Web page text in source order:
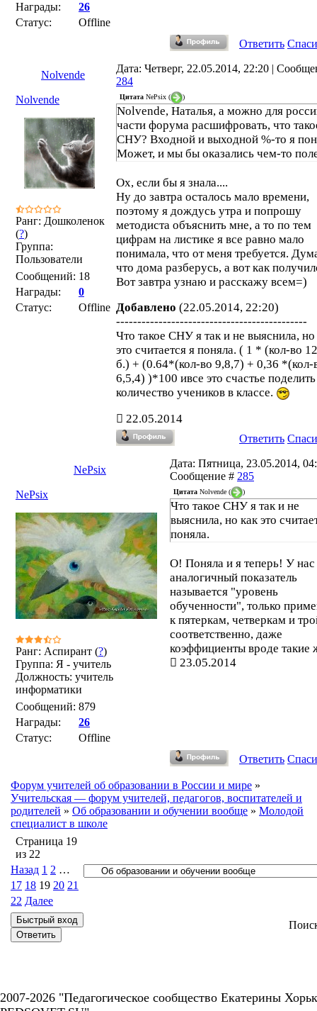
Награды:
26
Статус:
Offline
Ответить
Nolvende
Дата: Четверг, 22.05.2014, 22:20 |
284
Nolvende
Ранг: Дошколенок
(?)
Группа:
Пользователи
Сообщений: 18
Награды:
0
Статус:
Offline
Цитата NePsix ( )
Nolvende, Наталья, а можно для
части форума расшифровать, что
СНУ? Входной и выходной %-то я
Может, и мы бы оказались чем-то
Ох, если бы я знала....
Ну до завтра осталось мало времени,
поэтому я дождусь утра и попрошу
методиста объяснить мне, а то по тем
цифрам на листике я все равно мало
понимала, что от меня требуется.
что дома разберусь, а вот как
Вот завтра узнаю и расскажу всем=)
Добавлено (22.05.2014, 22:20)
---------------------------------------------
Что такое СНУ я так и не выяснила, но
это считается я поняла. ( 1 * (кол-во
б.) + (0.64*(кол-во 9,8,7) + 0,36 *(кол-
6,5,4) )*100 ивсе это счастье
количество учеников в классе.
22.05.2014
Ответить
NePsix
Дата: Пятница, 23.05.2014,
Сообщение # 285
NePsix
Ранг: Аспирант (?)
Группа: Я - учитель
Должность: учитель
информатики
Сообщений: 879
Награды:
26
Статус:
Offline
Цитата Nolvende ( )
Что такое СНУ я так и не
выяснила, но как это
поняла.
О! Поняла и я теперь! У нас
аналогичный показатель
называется "уровень
обученности", только
к пятеркам, четверкам и
соответственно, даже
коэффициенты вроде такие
23.05.2014
Ответить
Форум учителей об образовании в России и мире »
Учительская — форум учителей, педагогов, воспитателей и
родителей » Об образовании и обучении вообще » Молодой
специалист в школе
Страница 19
из 22
Назад 1 2 …
17 18 19 20 21
22 Далее
2007-2026 "Педагогическое сообщество Екатерины